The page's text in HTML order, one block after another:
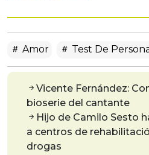
Amor Test De
Vicente Fernández:
bioserie del cantante
Hijo de Camilo Sesto
a centros de
drogas